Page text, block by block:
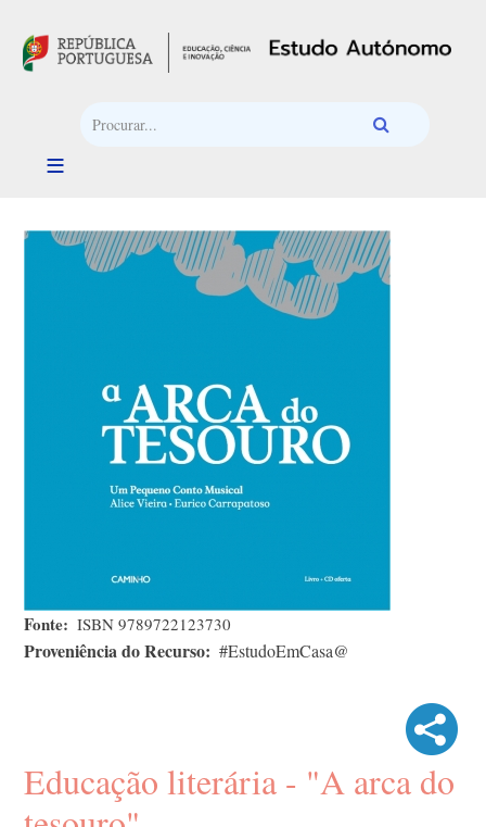
Fonte ISBN 9789722123730
Proveniência do Recurso #EstudoEmCasa@
Educação literária - "A arca do